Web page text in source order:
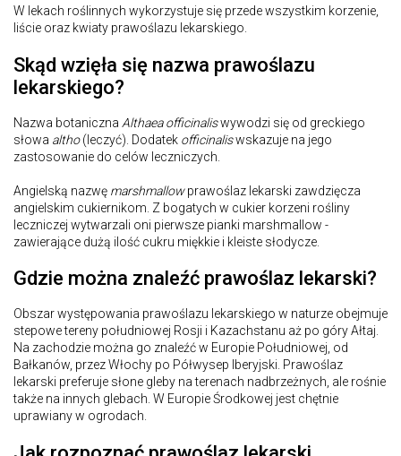
W lekach roślinnych wykorzystuje się przede wszystkim korzenie,
liście oraz kwiaty prawoślazu lekarskiego.
Skąd wzięła się nazwa prawoślazu
lekarskiego?
Nazwa botaniczna Althaea officinaliswywodzi się od greckiego
słowa altho(leczyć). Dodatek officinaliswskazuje na jego
zastosowanie do celów leczniczych.
Angielską nazwę marshmallowprawoślaz lekarski zawdzięcza
angielskim cukiernikom. Z bogatych w cukier korzeni rośliny
leczniczej wytwarzali oni pierwsze pianki marshmallow -
zawierające dużą ilość cukru miękkie i kleiste słodycze.
Gdzie można znaleźć prawoślaz lekarski?
Obszar występowania prawoślazu lekarskiego w naturze obejmuje
stepowe tereny południowej Rosji i Kazachstanu aż po góry Ałtaj.
Na zachodzie można go znaleźć w Europie Południowej, od
Bałkanów, przez Włochy po Półwysep Iberyjski. Prawoślaz
lekarski preferuje słone gleby na terenach nadbrzeżnych, ale rośnie
także na innych glebach. W Europie Środkowej jest chętnie
uprawiany w ogrodach.